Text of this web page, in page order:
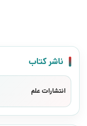
ناشر کتاب
انتشارات علم